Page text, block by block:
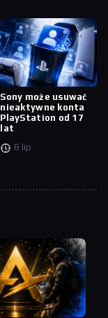
Sony może usuwać
nieaktywne konta
PlayStation od 17
lat
6 lip